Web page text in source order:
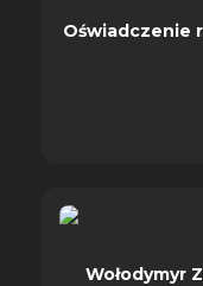
Oświadczenie
Wołodymyr